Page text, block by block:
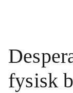
fysisk